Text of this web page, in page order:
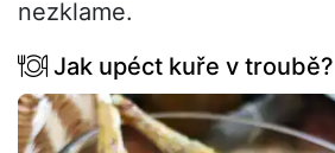
nezklame.
Jak upéct kuře v troubě?